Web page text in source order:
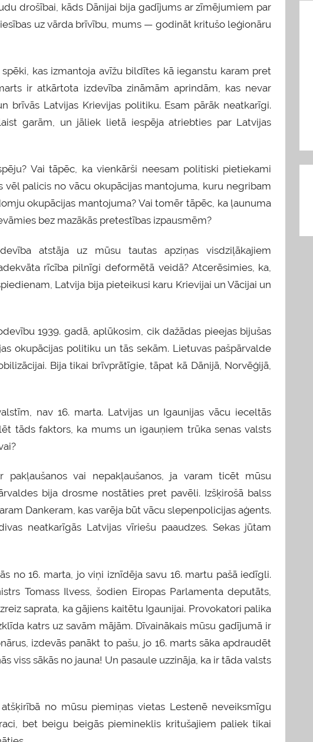
drošībai, kāds Dānijai bija gadījums ar zīmējumiem par
uz vārda brīvību, mums — godināt kritušo leģionāru
kas izmantoja avīžu bildītes kā ieganstu karam pret
ir atkārtota izdevība zināmām aprindām, kas nevar
brīvās Latvijas Krievijas politiku. Esam pārāk neatkarīgi.
garām, un jāliek lietā iespēja atriebties par Latvijas
Vai tāpēc, ka vienkārši neesam politiski pietiekami
palicis no vācu okupācijas mantojuma, kuru negribam
okupācijas mantojuma? Vai tomēr tāpēc, ka ļaunuma
bez mazākās pretestības izpausmēm?
atstāja uz mūsu tautas apziņas visdziļākajiem
rīcība pilnīgi deformētā veidā? Atcerēsimies, ka,
Latvija bija pieteikusi karu Krievijai un Vācijai un
1939. gadā, aplūkosim, cik dažādas pieejas bijušas
okupācijas politiku un tās sekām. Lietuvas pašpārvalde
Bija tikai brīvprātīgie, tāpat kā Dānijā, Norvēģijā,
nav 16. marta. Latvijas un Igaunijas vācu ieceltās
tāds faktors, ka mums un igauņiem trūka senas valsts
vai nepakļaušanos, ja varam ticēt mūsu
bija drosme nostāties pret pavēli. Izšķirošā balss
Dankeram, kas varēja būt vācu slepenpolicijas aģents.
neatkarīgās Latvijas vīriešu paaudzes. Sekas jūtam
no 16. marta, jo viņi iznīdēja savu 16. martu pašā iedīgli.
Tomass Ilvess, šodien Eiropas Parlamenta deputāts,
saprata, ka gājiens kaitētu Igaunijai. Provokatori palika
katrs uz savām mājām. Dīvainākais mūsu gadījumā ir
izdevās panākt to pašu, jo 16. marts sāka apdraudēt
viss sākās no jauna! Un pasaule uzzināja, ka ir tāda valsts
no mūsu piemiņas vietas Lestenē neveiksmīgu
bet beigu beigās piemineklis kritušajiem paliek tikai